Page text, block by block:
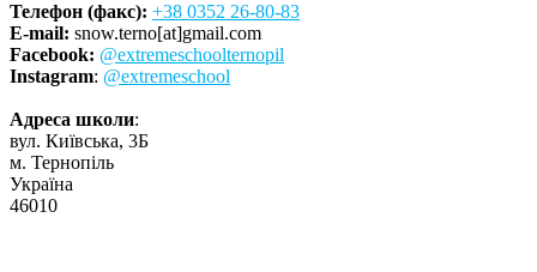
Телефон (факс): +38 0352 26-80-83
E-mail: snow.terno[at]gmail.com
Facebook: @extremeschoolternopil
Instagram: @extremeschool
Адреса школи:
вул. Київська, 3Б
м. Тернопіль
Україна
46010